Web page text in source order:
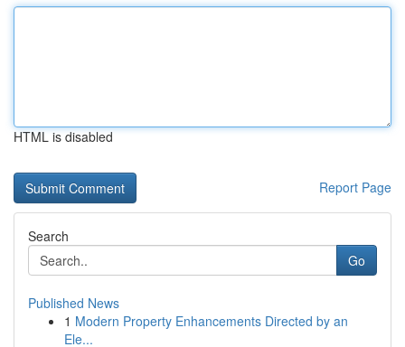
HTML is disabled
Report Page
Search
Go
Published News
1 Modern Property Enhancements Directed by an
Ele...